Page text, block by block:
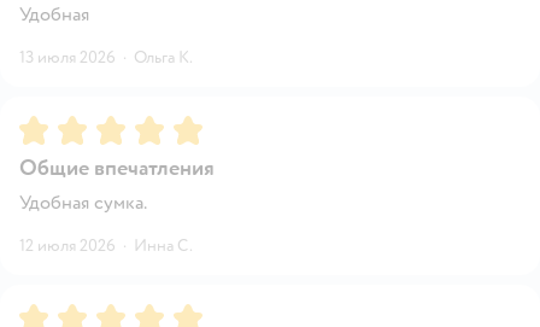
Удобная
13 июля 2026 · Ольга К.
Рейтинг:5
Общие впечатления
Удобная сумка.
12 июля 2026 · Инна С.
Рейтинг:5